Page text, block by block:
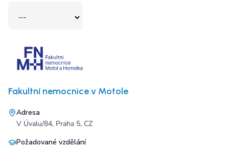
Fakultní nemocnice v Motole
Adresa
V Úvalu/84, Praha 5, CZ
Požadované vzdělání